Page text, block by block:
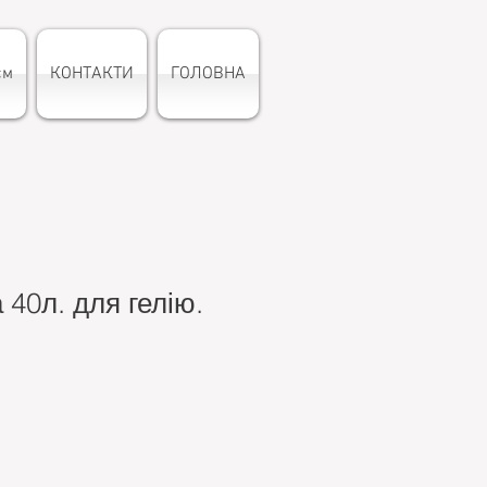
ГОЛОВНА
КОНТАКТИ
для гелію.